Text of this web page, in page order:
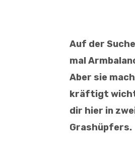
Auf der
mal
Aber sie
kräftigt
dir hier in
Grashüpfers.